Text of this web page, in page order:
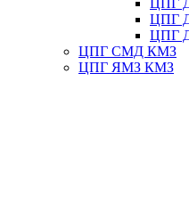
ЦПГ
ЦПГ
ЦПГ СМД КМЗ
ЦПГ ЯМЗ КМЗ